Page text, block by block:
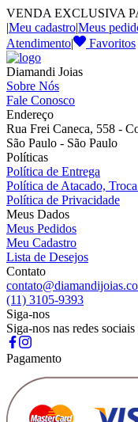
VENDA EXCLUSIVA
|Meu cadastro|Meus
Atendimento| Favoritos
Diamandi Joias
Sobre Nós
Fale Conosco
Endereço
Rua Frei Caneca, 558 -
São Paulo - São Paulo
Políticas
Política de Entrega
Política de Atacado,
Política de Privacidade
Meus Dados
Meus Pedidos
Meu Cadastro
Lista de Desejos
Contato
(11) 3105-9393
Siga-nos
Siga-nos nas redes sociais
Pagamento